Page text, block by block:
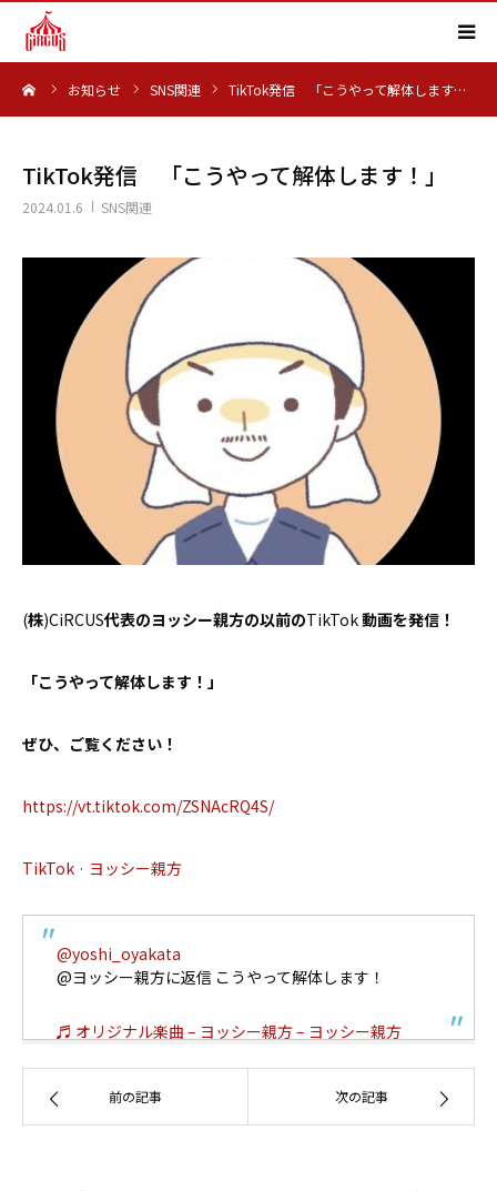
お知らせ SNS関連 TikTok発信 「こうやって解体します…
TikTok発信 「こうやって解体します！」
2024.01.6 SNS関連
(株)CiRCUS代表のヨッシー親方の以前のTikTok動画を発信！
「こうやって解体します！」
ぜひ、ご覧ください！
https://vt.tiktok.com/ZSNAcRQ4S/
TikTok · ヨッシー親方
@yoshi_oyakata
@ヨッシー親方に返信 こうやって解体します！
♬ オリジナル楽曲 – ヨッシー親方 – ヨッシー親方
前の記事 次の記事
HOME
実績紹介
会社概要
求人情報
よくある質問
お問い合わせ